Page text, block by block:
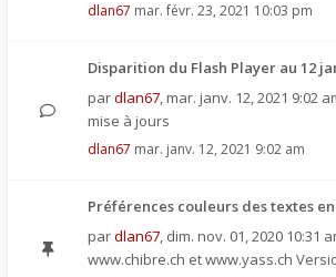
dlan67 mar. févr. 23, 2021 10:03 pm
Disparition du Flash Player au 12
pardlan67, mar. janv. 12, 2021 9:02
mise à jours
dlan67 mar. janv. 12, 2021 9:02 am
Préférences couleurs des textes
pardlan67, dim. nov. 01, 2020 10:31
www.chibre.ch et www.yass.ch